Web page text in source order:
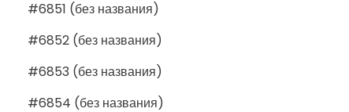
#6851 (без названия)
#6852 (без названия)
#6853 (без названия)
#6854 (без названия)